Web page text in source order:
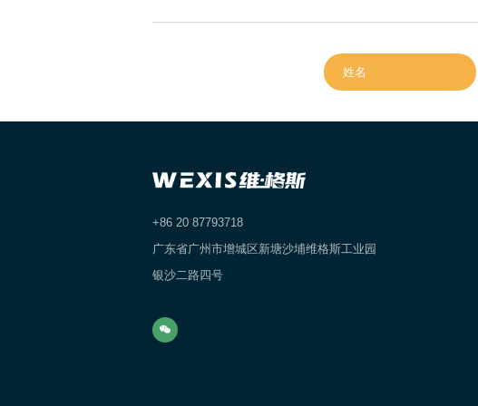
+86 20 87793718
广东省广州市增城区新塘沙埔维格斯工业园
银沙二路四号